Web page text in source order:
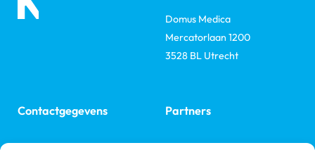
Domus Medica
Mercatorlaan 1200
3528 BL Utrecht
Contactgegevens Partners